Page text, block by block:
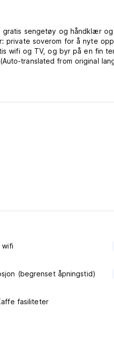
gratis sengetøy og håndklær
private soverom for å nyte
wifi og TV, og byr på en fin
translated from original
wifi‎
(begrenset åpningstid)
fasiliteter